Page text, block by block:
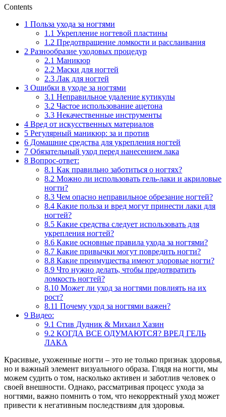
Contents
1 Польза ухода за ногтями
1.1 Укрепление ногтевой пластины
1.2 Предотвращение ломкости и расслаивания
2 Разнообразие уходовых процедур
2.1 Маникюр
2.2 Маски для ногтей
2.3 Лак для ногтей
3 Ошибки в уходе за ногтями
3.1 Неправильное удаление кутикулы
3.2 Частое использование ацетона
3.3 Некачественные инструменты
4 Вред от искусственных материалов
5 Регулярный маникюр: за и против
6 Домашние средства для укрепления ногтей
7 Обязательный уход перед нанесением лака
8 Вопрос-ответ:
8.1 Как правильно заботиться о ногтях?
8.2 Можно ли использовать гель-лаки и акриловые
ногти?
8.3 Чем опасно неправильное обрезание ногтей?
8.4 Какие польза и вред могут принести лаки для
ногтей?
8.5 Какие средства следует использовать для
укрепления ногтей?
8.6 Какие основные правила ухода за ногтями?
8.7 Какие привычки могут повредить ногти?
8.8 Какие преимущества имеют здоровые ногти?
8.9 Что нужно делать, чтобы предотвратить
ломкость ногтей?
8.10 Может ли уход за ногтями повлиять на их
рост?
8.11 Почему уход за ногтями важен?
9 Видео:
9.1 Стив Дудник & Михаил Хазин
9.2 КОГДА ВСЕ ОДУМАЮТСЯ? ВРЕД ГЕЛЬ
ЛАКА
Красивые, ухоженные ногти – это не только признак здоровья,
но и важный элемент визуального образа. Глядя на ногти, мы
можем судить о том, насколько активен и заботлив человек о
своей внешности. Однако, рассматривая процесс ухода за
ногтями, важно помнить о том, что некорректный уход может
привести к негативным последствиям для здоровья.